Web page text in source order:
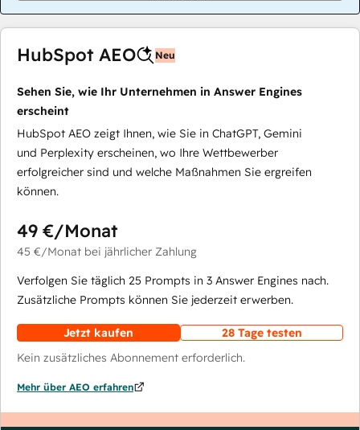
HubSpot AEO Neu
Sehen Sie, wie Ihr Unternehmen in Answer Engines
erscheint
HubSpot AEO zeigt Ihnen, wie Sie in ChatGPT, Gemini
und Perplexity erscheinen, wo Ihre Wettbewerber
erfolgreicher sind und welche Maßnahmen Sie ergreifen
können.
49 €/Monat
45 €/Monat bei jährlicher Zahlung
Verfolgen Sie täglich 25 Prompts in 3 Answer Engines nach.
Zusätzliche Prompts können Sie jederzeit erwerben.
Jetzt kaufen
28 Tage testen
Kein zusätzliches Abonnement erforderlich.
Mehr über AEO erfahren